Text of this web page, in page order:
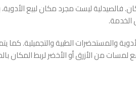
فالصيدلية ليست مجرد مكان لبيع
الخدمة.
والمستحضرات الطبية والتجميلية.
من الأزرق أو الأخضر لربط المكان